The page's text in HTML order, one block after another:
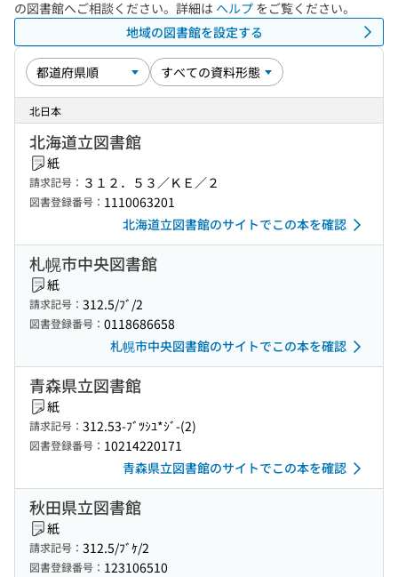
の図書館へご相談ください。詳細は ヘルプ をご覧ください。
地域の図書館を設定する
北日本
北海道立図書館
紙
請求記号： ３１２．５３／ＫＥ／２
図書登録番号： 1110063201
北海道立図書館のサイトでこの本を確認
札幌市中央図書館
紙
請求記号： 312.5/ﾌﾞ/2
図書登録番号： 0118686658
札幌市中央図書館のサイトでこの本を確認
青森県立図書館
紙
請求記号： 312.53-ﾌﾞﾂｼﾕ*ｼﾞ-(2)
図書登録番号： 10214220171
青森県立図書館のサイトでこの本を確認
秋田県立図書館
紙
請求記号： 312.5/ﾌﾞｹ/2
図書登録番号： 123106510